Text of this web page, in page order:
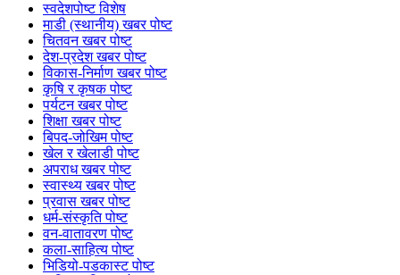
स्वदेशपोष्ट विशेष
माडी (स्थानीय) खबर पोष्ट
चितवन खबर पोष्ट
देश-प्रदेश खबर पोष्ट
विकास-निर्माण खबर पोष्ट
कृषि र कृषक पोष्ट
पर्यटन खबर पोष्ट
शिक्षा खबर पोष्ट
बिपद-जोखिम पोष्ट
खेल र खेलाडी पोष्ट
अपराध खबर पोष्ट
स्वास्थ्य खबर पोष्ट
प्रवास खबर पोष्ट
धर्म-संस्कृति पोष्ट
वन-वातावरण पोष्ट
कला-साहित्य पोष्ट
भिडियो-पडकास्ट पोष्ट